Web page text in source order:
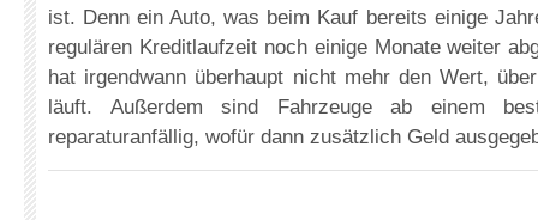
ist. Denn ein Auto, was beim Kauf bereits einige
regulären Kreditlaufzeit noch einige Monate weiter
hat irgendwann überhaupt nicht mehr den Wert,
läuft. Außerdem sind Fahrzeuge ab einem
reparaturanfällig, wofür dann zusätzlich Geld